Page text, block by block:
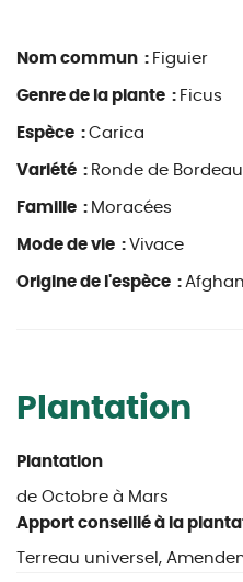
Nom commun : Figuier
Genre de la plante : Ficus
Espèce : Carica
Variété : Ronde de
Famille : Moracées
Mode de vie : Vivace
Origine de l'espèce :
Plantation
Plantation
de Octobre à Mars
Apport conseillé à la
Terreau universel,